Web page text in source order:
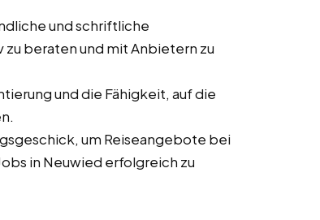
und schriftliche
beraten und mit Anbietern zu
und die Fähigkeit, auf die
um Reiseangebote bei
in Neuwied erfolgreich zu